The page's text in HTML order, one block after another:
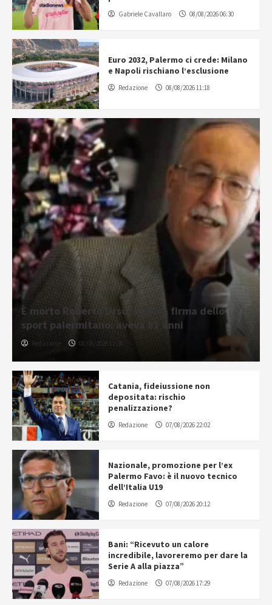
Gabriele Cavallaro 08/08/2026 06:30
Euro 2032, Palermo ci crede: Milano
e Napoli rischiano l’esclusione
Redazione 08/08/2026 11:18
È morto Roberto Urso, storica firma dello
sport palermitano: aveva 81 anni
Redazione 08/08/2026 11:36
Catania, fideiussione non
depositata: rischio
penalizzazione?
Redazione 07/08/2026 22:02
Nazionale, promozione per l’ex
Palermo Favo: è il nuovo tecnico
dell’Italia U19
Redazione 07/08/2026 20:12
Bani: “Ricevuto un calore
incredibile, lavoreremo per dare la
Serie A alla piazza”
Redazione 07/08/2026 17:29